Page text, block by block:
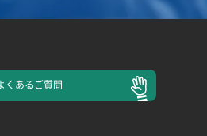
くあるご質問